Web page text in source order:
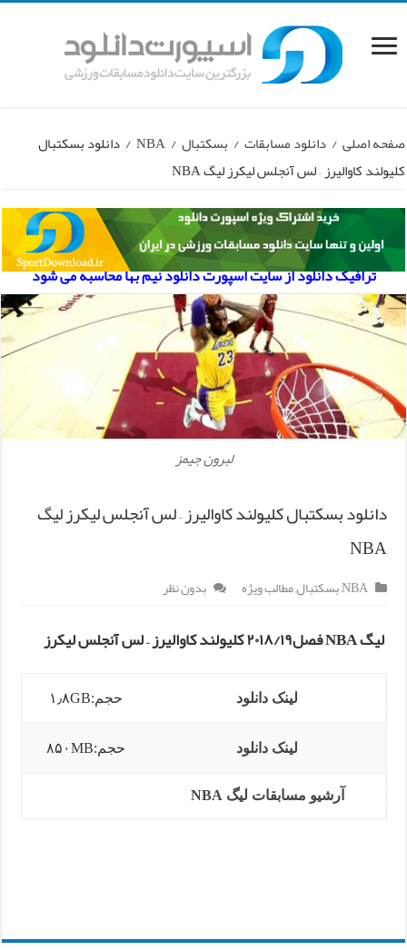
صفحه اصلی / دانلود مسابقات / بسکتبال /
NBA
/ دانلود بسکتبال
کلیولند کاوالیرز – لس آنجلس لیکرز لیگ NBA
ترافیک دانلود از سایت اسپورت دانلود نیم بها محاسبه می شود
لبرون جیمز
دانلود بسکتبال کلیولند کاوالیرز – لس آنجلس لیکرز لیگ
NBA
NBA
,بسکتبال,مطالب ویژه بدون نظر
لیگ NBA فصل۲۰۱۸/۱۹ کلیولند کاوالیرز – لس آنجلس لیکرز
لینک دانلود حجم:۱٫۸GB
لینک دانلود حجم:۸۵۰MB
آرشیو مسابقات لیگ NBA